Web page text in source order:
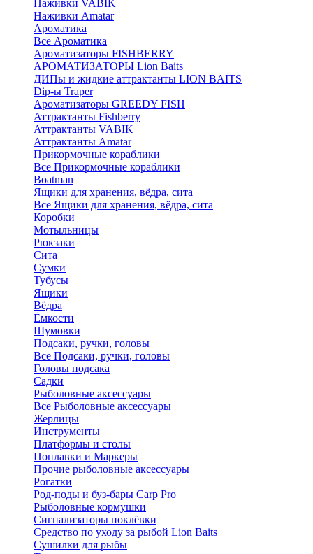
Наживки VABIK
Наживки Amatar
Ароматика
Все Ароматика
Ароматизаторы FISHBERRY
АРОМАТИЗАТОРЫ Lion Baits
ДИПы и жидкие аттрактанты LION BAITS
Dip-ы Traper
Ароматизаторы GREEDY FISH
Аттрактанты Fishberry
Аттрактанты VABIK
Аттрактанты Amatar
Прикормочные кораблики
Все Прикормочные кораблики
Boatman
Ящики для хранения, вёдра, сита
Все Ящики для хранения, вёдра, сита
Коробки
Мотыльницы
Рюкзаки
Сита
Сумки
Тубусы
Ящики
Вёдра
Ёмкости
Шумовки
Подсаки, ручки, головы
Все Подсаки, ручки, головы
Головы подсака
Садки
Рыболовные аксессуары
Все Рыболовные аксессуары
Жерлицы
Инструменты
Платформы и столы
Поплавки и Маркеры
Прочие рыболовные аксессуары
Рогатки
Род-поды и буз-бары Carp Pro
Рыболовные кормушки
Сигнализаторы поклёвки
Средство по уходу за рыбой Lion Baits
Сушилки для рыбы